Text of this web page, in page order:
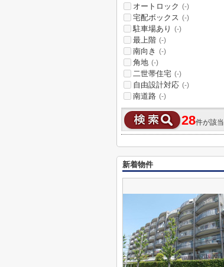
オートロック (-)
宅配ボックス (-)
駐車場あり (-)
最上階 (-)
南向き (-)
角地 (-)
二世帯住宅 (-)
自由設計対応 (-)
南道路 (-)
28件が該当
新着物件